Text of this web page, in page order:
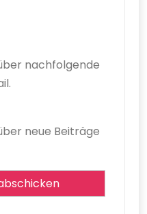
nachfolgende
neue Beiträge